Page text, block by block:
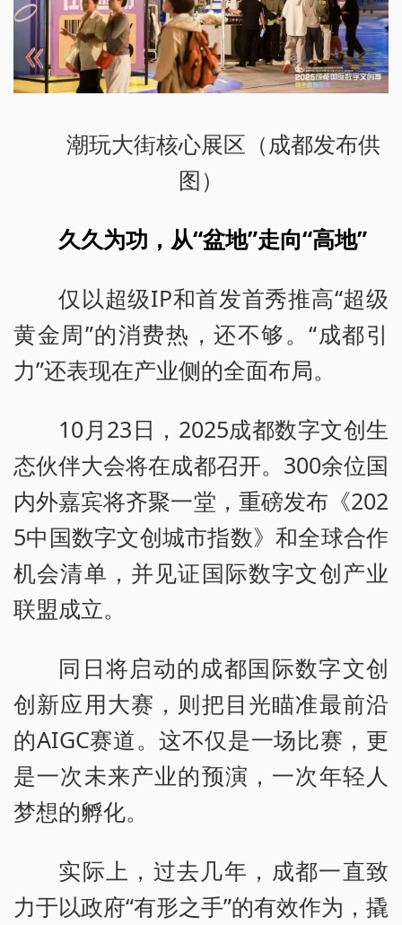
潮玩大街核心展区（成都发布供
图）
久久为功，从“盆地”走向“高地”
仅以超级IP和首发首秀推高“超级
黄金周”的消费热，还不够。“成都引
力”还表现在产业侧的全面布局。
10月23日，2025成都数字文创生
态伙伴大会将在成都召开。300余位国
内外嘉宾将齐聚一堂，重磅发布《202
5中国数字文创城市指数》和全球合作
机会清单，并见证国际数字文创产业
联盟成立。
同日将启动的成都国际数字文创
创新应用大赛，则把目光瞄准最前沿
的AIGC赛道。这不仅是一场比赛，更
是一次未来产业的预演，一次年轻人
梦想的孵化。
实际上，过去几年，成都一直致
力于以政府“有形之手”的有效作为，撬